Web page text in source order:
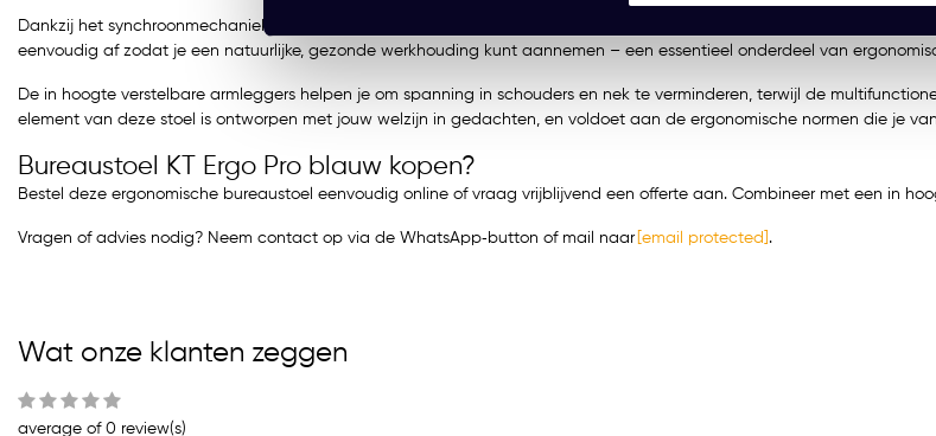
Dankzij het synchroonmechaniek met gewichtsinstelling beweegt de stoel soepel mee met jouw lichaam en biedt hij
eenvoudig af zodat je een natuurlijke, gezonde werkhouding kunt aannemen – een essentieel onderdeel van
De in hoogte verstelbare armleggers helpen je om spanning in schouders en nek te verminderen, terwijl de
element van deze stoel is ontworpen met jouw welzijn in gedachten, en voldoet aan de ergonomische normen die je
Bureaustoel KT Ergo Pro blauw kopen?
Bestel deze ergonomische bureaustoel eenvoudig online of vraag vrijblijvend een offerte aan. Combineer met een in
Vragen of advies nodig? Neem contact op via de WhatsApp‑button of mail naar [email protected] .
Wat onze klanten zeggen
average of 0 review(s)